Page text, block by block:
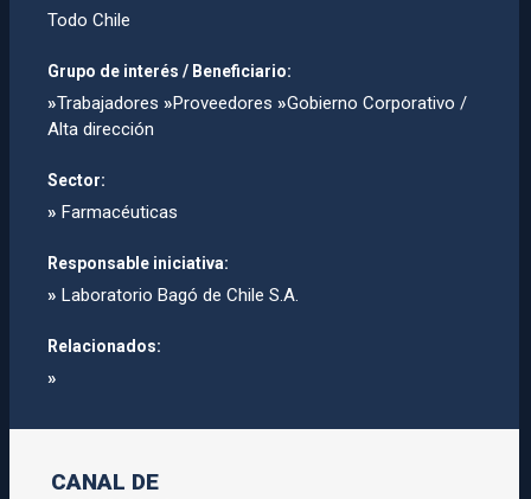
Todo Chile
Grupo de interés / Beneficiario:
»Trabajadores »Proveedores »Gobierno Corporativo /
Alta dirección
Sector:
» Farmacéuticas
Responsable iniciativa:
» Laboratorio Bagó de Chile S.A.
Relacionados:
»
CANAL DE